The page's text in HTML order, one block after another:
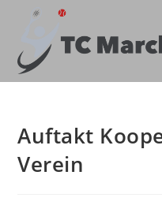
springen
Auftakt
Verein